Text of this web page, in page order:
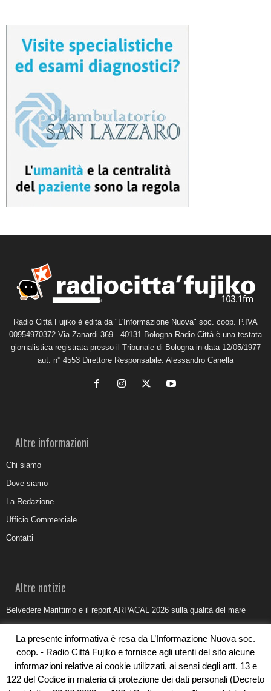
Radio Città Fujiko è edita da "L'Informazione Nuova" soc. coop. P.IVA
00954970372 Via Zanardi 369 - 40131 Bologna Radio Città è una testata
giornalistica registrata presso il Tribunale di Bologna in data 12/05/1977
aut. n° 4553 Direttore Responsabile: Alessandro Canella
Altre informazioni
Chi siamo
Dove siamo
La Redazione
Ufficio Commerciale
Contatti
Altre notizie
Belvedere Marittimo e il report ARPACAL 2026 sulla qualità del mare
Umidità di risalita in casa, come riconoscere i segnali veri
Torna il Sun Donato Festival 2026
La presente informativa è resa da L’Informazione Nuova soc.
coop. - Radio Città Fujiko e fornisce agli utenti del sito alcune
informazioni relative ai cookie utilizzati, ai sensi degli artt. 13 e
122 del Codice in materia di protezione dei dati personali (Decreto